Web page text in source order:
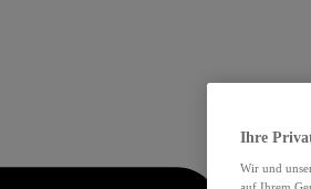
Ihre
Wir und